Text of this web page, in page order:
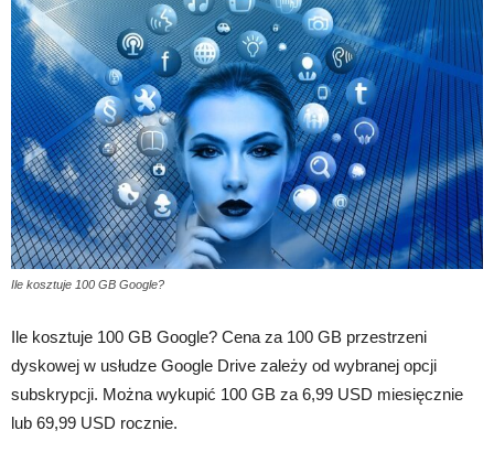
Ile kosztuje 100 GB Google?
Ile kosztuje 100 GB Google? Cena za 100 GB przestrzeni
dyskowej w usłudze Google Drive zależy od wybranej opcji
subskrypcji. Można wykupić 100 GB za 6,99 USD miesięcznie
lub 69,99 USD rocznie.